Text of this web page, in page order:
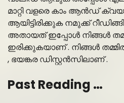
മാറ്റി വളരെ കാം ആൻഡ്
ആയിട്ടിരിക്കുക നമുക്ക്
അതായത് ഇപ്പോൾ നിങ്ങൾ
ഇരിക്കുകയാണ് . നിങ്ങൾ
, ഭയങ്കര ഡിസ്റ്റൻസിലാണ് .
Past Reading …